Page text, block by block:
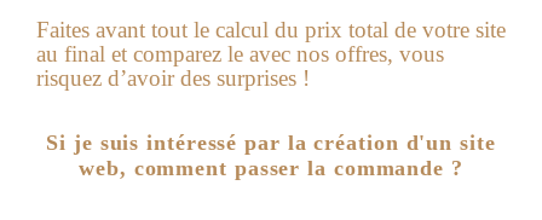
Faites avant tout le calcul du prix total de votre site
au final et comparez le avec nos offres, vous
risquez d’avoir des surprises !
Si je suis intéressé par la création d'un site
web, comment passer la commande ?